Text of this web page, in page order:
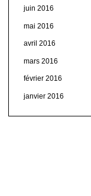
juin 2016
mai 2016
avril 2016
mars 2016
février 2016
janvier 2016